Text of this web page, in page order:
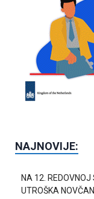
NAJNOVIJE:
NA 12.
UTROŠKA